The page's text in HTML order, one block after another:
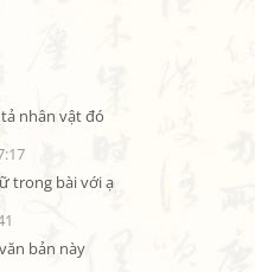
nhân vật đó
trong bài với ạ
bản này